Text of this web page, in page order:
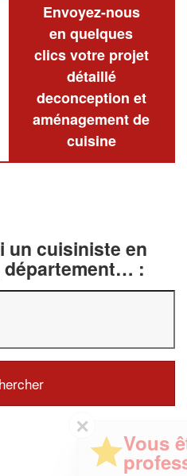
Envoyez-nous
en quelques
clics votre projet
détaillé
deconception et
aménagement de
cuisine
un cuisiniste en
:
?